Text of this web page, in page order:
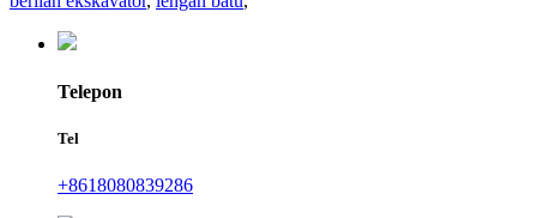
Telepon
Tel
+8618080839286